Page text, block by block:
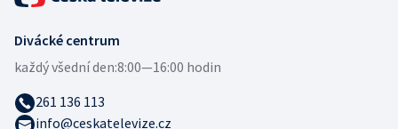
Divácké centrum
každý všední den:8:00—16:00 hodin
261 136 113
info@ceskatelevize.cz